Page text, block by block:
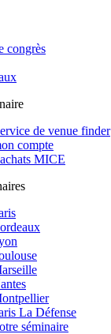
congrès
de venue finder
compte
MICE
La Défense
séminaire